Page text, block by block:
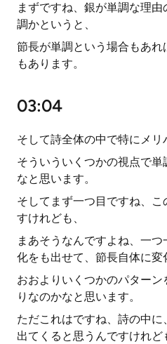
まずですね、銀が単調な理
調かというと、
節長が単調という場合もあ
もあります。
03:04
そして詩全体の中で特にメリ
そういういくつかの視点で
なと思います。
そしてまず一つ目ですね、
すけれども、
まあそうなんですよね、一
化をも出せて、節長自体に変
おおよりいくつかのパター
りなのかなと思います。
ただこれはですね、詩の中
出てくると思うんですけれど